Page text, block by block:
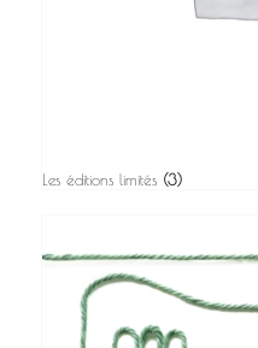
Les éditions limités (3)